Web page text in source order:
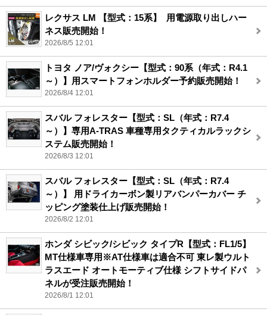
レクサス LM 【型式：15系】 用電源取り出しハー
ネス販売開始！
2026/8/5 12:01
トヨタ ノア/ヴォクシー【型式：90系（年式：R4.1
～）】用スマートフォンホルダー予約販売開始！
2026/8/4 12:01
スバル フォレスター【型式：SL（年式：R7.4
～）】専用A-TRAS 車種専用タクティカルラックシ
ステム販売開始！
2026/8/3 12:01
スバル フォレスター【型式：SL（年式：R7.4
～）】 用ドライカーボン製リアバンパーカバー チ
ッピング塗装仕上げ販売開始！
2026/8/2 12:01
ホンダ シビック/シビック タイプR【型式：FL1/5】
MT仕様車専用※AT仕様車は適合不可 東レ製ウルト
ラスエード オートモーティブ仕様 シフトサイドパ
ネルが受注販売開始！
2026/8/1 12:01